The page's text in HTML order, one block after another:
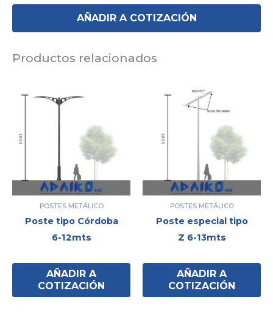
AÑADIR A COTIZACIÓN
Productos relacionados
POSTES METÁLICO
Poste tipo Córdoba
6-12mts
AÑADIR A
COTIZACIÓN
POSTES METÁLICO
Poste especial tipo
Z 6-13mts
AÑADIR A
COTIZACIÓN